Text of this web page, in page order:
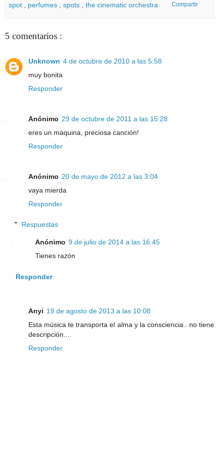
spot
perfumes spots the cinematic orchestra Compartir
5 comentarios :
Unknown 4 de octubre de 2010 a las 5:58
muy bonita
Responder
Anónimo 29 de octubre de 2011 a las 15:28
eres un máquina, preciosa canción!
Responder
Anónimo 20 de mayo de 2012 a las 3:04
vaya mierda
Responder
Respuestas
Anónimo 9 de julio de 2014 a las 16:45
Tienes razón
Responder
Anyi 19 de agosto de 2013 a las 10:08
Esta música te transporta el alma y la consciencia.. no tiene
descripción....
Responder